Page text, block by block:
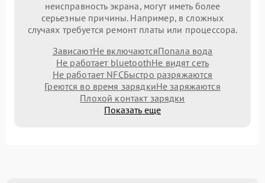
неисправность экрана, могут иметь более
серьезные причины. Например, в сложных
случаях требуется ремонт платы или процессора.
ЗависаютНе включаютсяПопала вода
Не работает bluetoothНе видят сеть
Не работает NFCБыстро разряжаются
Греются во время зарядкиНе заряжаются
Плохой контакт зарядки
Показать еще